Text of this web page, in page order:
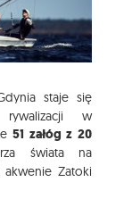
staje się
w
51 załóg z 20
świata na
akwenie Zatoki